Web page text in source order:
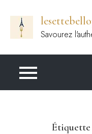
contenu
Savourez
Étiquette